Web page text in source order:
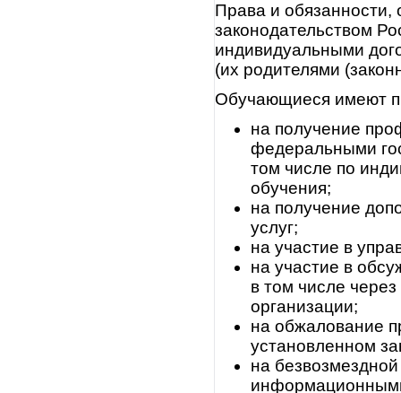
Права и
законодательством
индивидуальными
(их родителями
Обучающиеся имеют
на получение
федеральными
том числе по
обучения;
на получение
услуг;
на участие в
на участие в
в том числе
организации;
на обжалование
установленном
на